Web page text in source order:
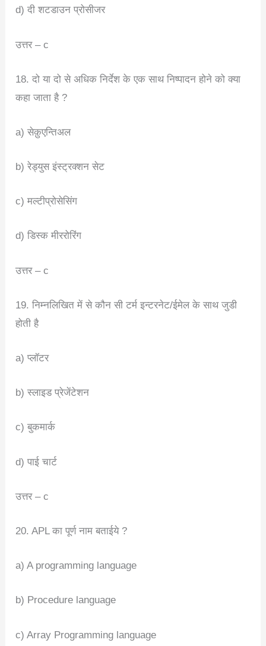
d) दी शटडाउन प्रोसीजर
उत्तर – c
18. दो या दो से अधिक निर्देश के एक साथ निष्पादन होने को क्या
कहा जाता है ?
a) सेक़ुएन्तिअल
b) रेड्युस इंस्ट्रक्शन सेट
c) मल्टीप्रोसेसिंग
d) डिस्क मीररोरिंग
उत्तर – c
19. निम्नलिखित में से कौन सी टर्म इन्टरनेट/ईमेल के साथ जुडी
होती है
a) प्लॉटर
b) स्लाइड प्रेजेंटेशन
c) बुकमार्क
d) पाई चार्ट
उत्तर – c
20. APL का पूर्ण नाम बताईये ?
a) A programming language
b) Procedure language
c) Array Programming language